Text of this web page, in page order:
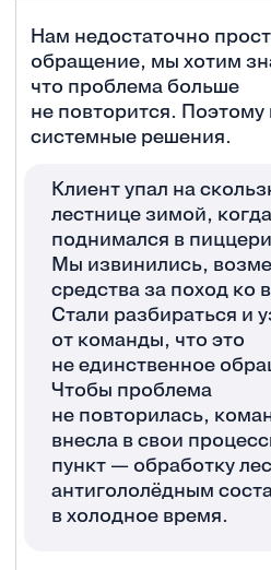
Нам недостаточно
обращение, мы хотим
что проблема больше
не повторится.
системные решения.
Клиент упал на
лестнице зимой, когда
поднимался в
Мы извинились,
средства за поход ко
Стали разбираться и
от команды, что это
не единственное
Чтобы проблема
не повторилась,
внесла в свои
пункт — обработку
антигололёдным
в холодное время.